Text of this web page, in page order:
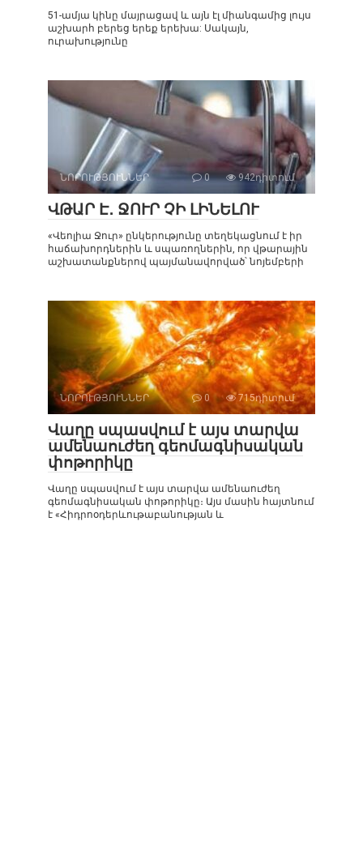
51-ամյա կինը մայրացավ և այն էլ միանգամից լույս
աշխարհ բերեց երեք երեխա: Սակայն,
ուրախությունը
ՆՈՐՈՒԹՅՈՒՆՆԵՐ 0 942դիտում
ՎԹԱՐ Է․ ՋՈՒՐ ՉԻ ԼԻՆԵԼՈՒ
«Վեոլիա Ջուր» ընկերությունը տեղեկացնում է իր
հաճախորդներին և սպառողներին, որ վթարային
աշխատանքներով պայմանավորված՝ նոյեմբերի
ՆՈՐՈՒԹՅՈՒՆՆԵՐ 0 715դիտում
Վաղը սպասվում է այս տարվա
ամենաուժեղ գեոմագնիսական
փոթորիկը
Վաղը սպասվում է այս տարվա ամենաուժեղ
գեոմագնիսական փոթորիկը։ Այս մասին հայտնում
է «Հիդրոօդերևութաբանության և